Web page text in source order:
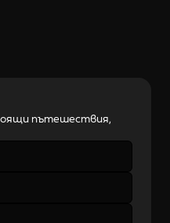
пътешествия,